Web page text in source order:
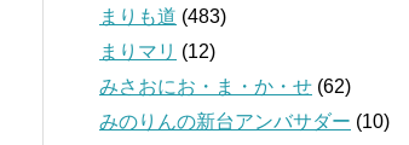
まりも道 (483)
まりマリ (12)
みさおにお・ま・か・せ (62)
みのりんの新台アンバサダー (10)